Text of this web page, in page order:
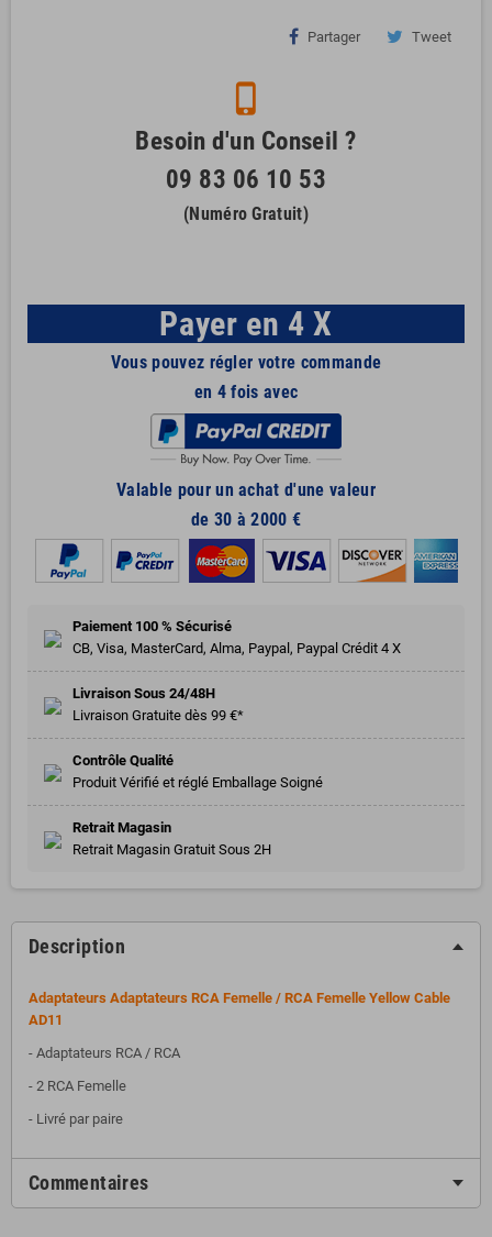
Partager Tweet
phone_iphone
Besoin d'un Conseil ?
09 83 06 10 53
(Numéro Gratuit)
Payer en 4 X
Vous pouvez régler votre commande
en 4 fois avec
Valable pour un achat d'une valeur
de 30 à 2000 €
Paiement 100 % Sécurisé
CB, Visa, MasterCard, Alma, Paypal, Paypal Crédit 4 X
Livraison Sous 24/48H
Livraison Gratuite dès 99 €*
Contrôle Qualité
Produit Vérifié et réglé Emballage Soigné
Retrait Magasin
Retrait Magasin Gratuit Sous 2H
Description
Adaptateurs Adaptateurs RCA Femelle / RCA Femelle Yellow Cable
AD11
- Adaptateurs RCA / RCA
- 2 RCA Femelle
- Livré par paire
Commentaires